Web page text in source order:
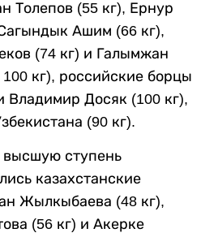
Толепов (55 кг), Ернур
Ашим (66 кг),
(74 кг) и Галымжан
кг), российские борцы
Владимир Досяк (100 кг),
(90 кг).
ступень
казахстанские
Жылкыбаева (48 кг),
(56 кг) и Акерке